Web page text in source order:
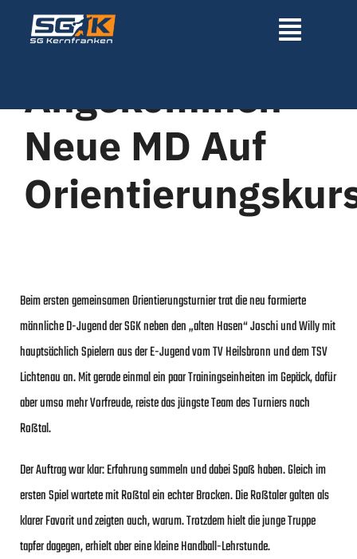
Toggle
Über uns
News
Sponsoren
Fördervereine
Angekommen –
Neue MD Auf
Beim ersten gemeinsamen Orientierungsturnier trat die neu formierte
männliche D-Jugend der SGK neben den „alten Hasen“ Joschi und Willy mit
hauptsächlich Spielern aus der E-Jugend vom TV Heilsbronn und dem TSV
Lichtenau an. Mit gerade einmal ein paar Trainingseinheiten im Gepäck, dafür
aber umso mehr Vorfreude, reiste das jüngste Team des Turniers nach
Roßtal.
Der Auftrag war klar: Erfahrung sammeln und dabei Spaß haben. Gleich im
ersten Spiel wartete mit Roßtal ein echter Brocken. Die Roßtaler galten als
klarer Favorit und zeigten auch, warum. Trotzdem hielt die junge Truppe
tapfer dagegen, erhielt aber eine kleine Handball-Lehrstunde.